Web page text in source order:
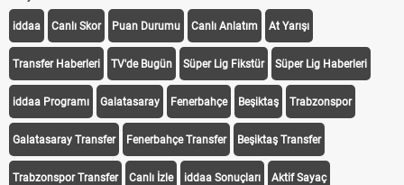
KEŞFET
iddaa Canlı Skor Puan Durumu Canlı Anlatım At Yarışı
Transfer Haberleri TV'de Bugün Süper Lig Fikstür Süper Lig Haberleri
iddaa Programı Galatasaray Fenerbahçe Beşiktaş Trabzonspor
Galatasaray Transfer Fenerbahçe Transfer Beşiktaş Transfer